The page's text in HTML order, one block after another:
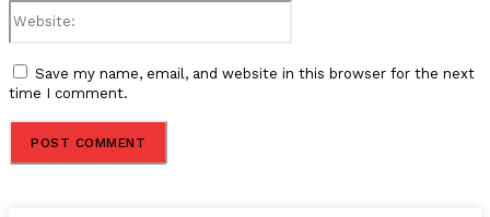
Save my name, email, and website in this browser for the next
time I comment.